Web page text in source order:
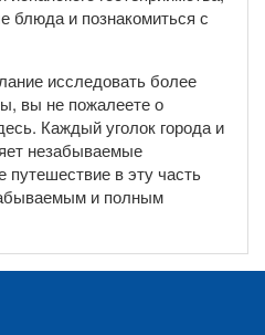
блюда и познакомиться с
исследовать более
вы не пожалеете о
Каждый уголок города и
незабываемые
в эту часть
и полным